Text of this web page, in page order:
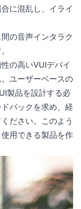
に混乱し、イライ
の音声インタラク
の高いVUIデバイ
ユーザーベースの
製品を設計する必
バックを求め、経
ださい。このよう
用できる製品を作